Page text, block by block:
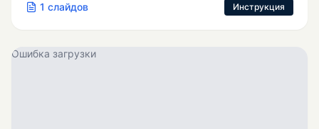
1 слайдов Инструкция
Ошибка загрузки